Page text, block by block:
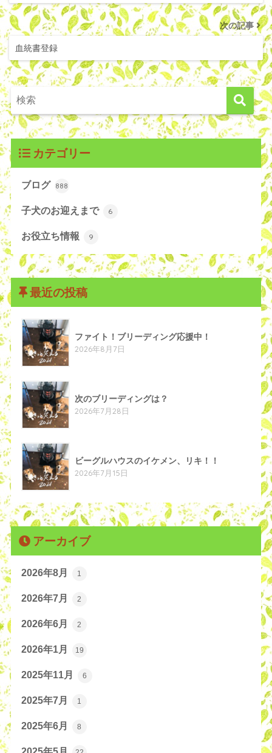
次の記事
血統書登録
カテゴリー
ブログ 888
子犬のお迎えまで 6
お役立ち情報 9
最近の投稿
ファイト！ブリーディング応援中！
2026年8月7日
次のブリーディングは？
2026年7月28日
ビーグルハウスのイケメン、リキ！！
2026年7月15日
アーカイブ
2026年8月 1
2026年7月 2
2026年6月 2
2026年1月 19
2025年11月 6
2025年7月 1
2025年6月 8